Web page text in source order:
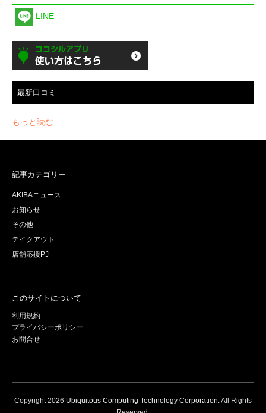
LINE
最新口コミ
もっと読む
記事カテゴリー
AKIBAニュース
お知らせ
その他
テイクアウト
店舗応援PJ
このサイトについて
利用規約
プライバシーポリシー
お問合せ
Copyright2026 Ubiquitous Computing Technology Corporation. All Rights